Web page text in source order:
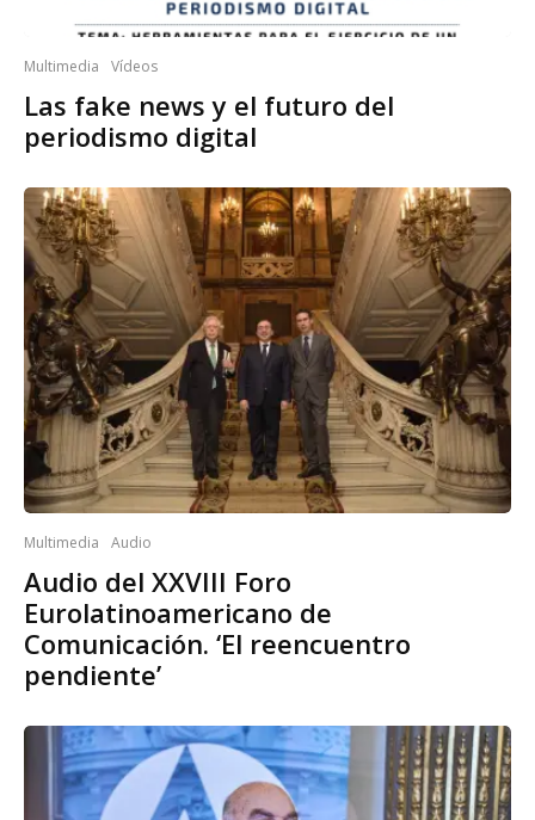
Multimedia Vídeos
Las fake news y el futuro del
periodismo digital
Multimedia Audio
Audio del XXVIII Foro
Eurolatinoamericano de
Comunicación. ‘El reencuentro
pendiente’